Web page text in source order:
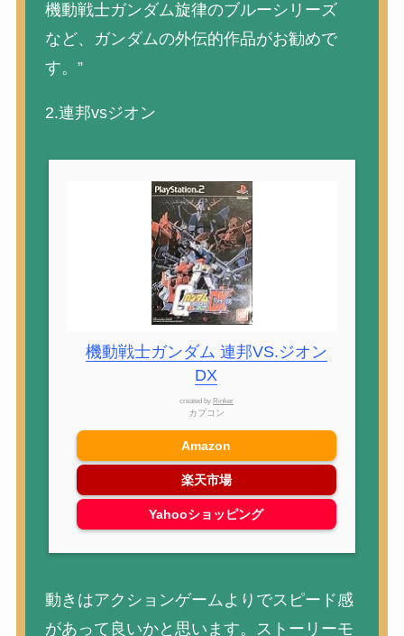
機動戦士ガンダム旋律のブルーシリーズ
など、ガンダムの外伝的作品がお勧めで
す。”
2.連邦vsジオン
機動戦士ガンダム 連邦VS.ジオン
DX
created by Rinker
カプコン
Amazon
楽天市場
Yahooショッピング
動きはアクションゲームよりでスピード感
があって良いかと思います。ストーリーモ